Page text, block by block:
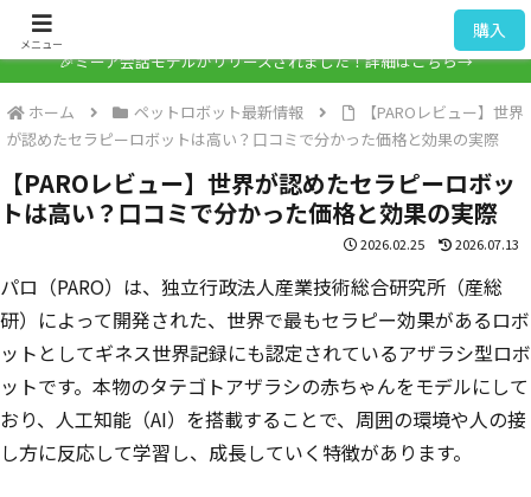
🎉ミーア会話モデルがリリースされました！詳細はこちら→
ホーム ペットロボット最新情報
【PAROレビュー】世界
が認めたセラピーロボットは高い？口コミで分かった価格と効果の実際
【PAROレビュー】世界が認めたセラピーロボッ
トは高い？口コミで分かった価格と効果の実際
2026.02.25 2026.07.13
パロ（PARO）は、独立行政法人産業技術総合研究所（産総
研）によって開発された、世界で最もセラピー効果があるロボ
ットとしてギネス世界記録にも認定されているアザラシ型ロボ
ットです。本物のタテゴトアザラシの赤ちゃんをモデルにして
おり、人工知能（AI）を搭載することで、周囲の環境や人の接
し方に反応して学習し、成長していく特徴があります。
メニュー
購入